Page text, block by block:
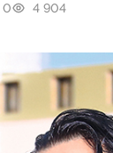
0 4 904